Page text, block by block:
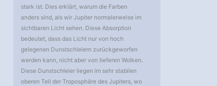
stark ist. Dies erklärt, warum die Farben
anders sind, als wir Jupiter normalerweise im
sichtbaren Licht sehen. Diese Absorption
bedeutet, dass das Licht nur von hoch
gelegenen Dunstschleiern zurückgeworfen
werden kann, nicht aber von tieferen Wolken.
Diese Dunstschleier liegen im sehr stabilen
oberen Teil der Troposphäre des Jupiters, wo